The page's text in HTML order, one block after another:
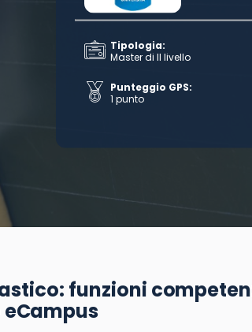
Tipologia:
Master di II livello
Punteggio GPS:
1 punto
funzioni